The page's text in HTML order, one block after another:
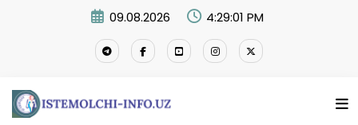
09.08.2026 4:29:02 PM